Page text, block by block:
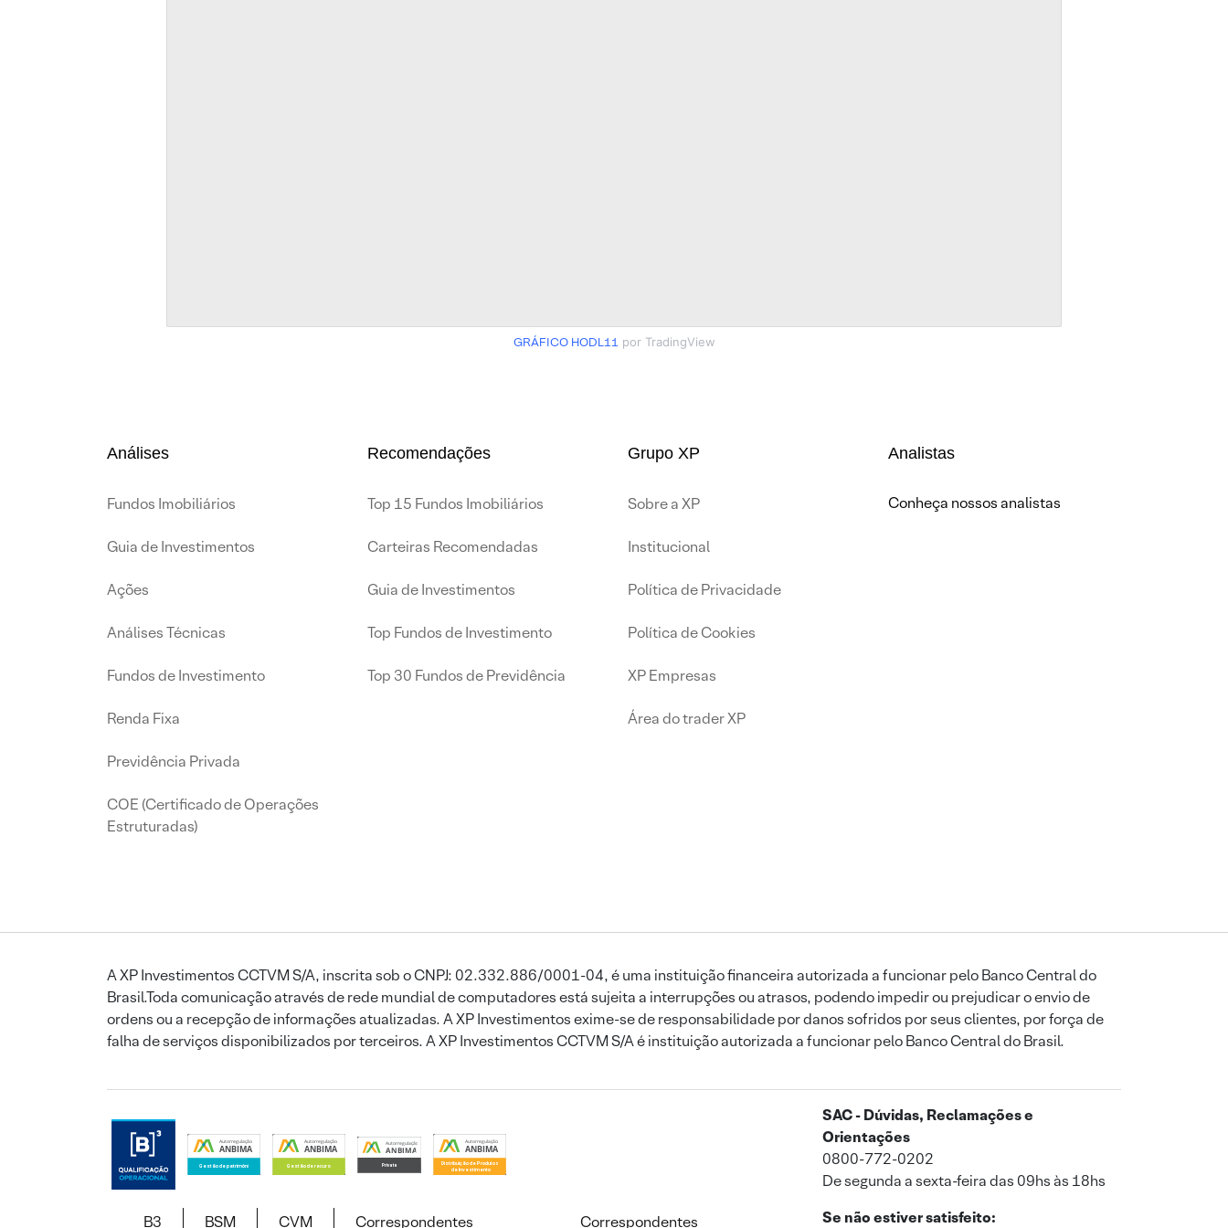
GRÁFICO HODL11 por TradingView
Análises
Fundos Imobiliários
Guia de Investimentos
Ações
Análises Técnicas
Fundos de Investimento
Renda Fixa
Previdência Privada
COE (Certificado de Operações
Estruturadas)
Recomendações
Top 15 Fundos Imobiliários
Carteiras Recomendadas
Guia de Investimentos
Top Fundos de Investimento
Top 30 Fundos de Previdência
Grupo XP
Sobre a XP
Institucional
Política de Privacidade
Política de Cookies
XP Empresas
Área do trader XP
Analistas
Conheça nossos analistas
A XP Investimentos CCTVM S/A, inscrita sob o CNPJ: 02.332.886/0001-04, é uma instituição financeira autorizada a funcionar pelo Banco Central do
Brasil.Toda comunicação através de rede mundial de computadores está sujeita a interrupções ou atrasos, podendo impedir ou prejudicar o envio de
ordens ou a recepção de informações atualizadas. A XP Investimentos exime-se de responsabilidade por danos sofridos por seus clientes, por força de
falha de serviços disponibilizados por terceiros. A XP Investimentos CCTVM S/A é instituição autorizada a funcionar pelo Banco Central do Brasil.
B3 BSM CVM Correspondentes Correspondentes
SAC - Dúvidas, Reclamações e
Orientações
0800-772-0202
De segunda a sexta-feira das 09hs às 18hs
Se não estiver satisfeito: